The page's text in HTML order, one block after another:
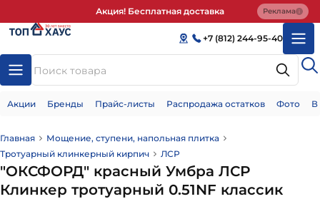
Акция! Бесплатная доставка Реклама
+7 (812) 244-95-40
Акции Бренды Прайс-листы Распродажа остатков Фото
Главная
Мощение, ступени, напольная плитка
Тротуарный клинкерный кирпич
ЛСР
"ОКСФОРД" красный Умбра ЛСР
Клинкер тротуарный 0.51NF классик